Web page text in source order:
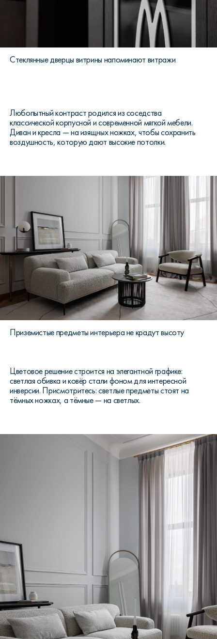
Стеклянные дверцы витрины напоминают витражи
Любопытный контраст родился из соседства
классической корпусной и современной мягкой мебели.
Диван и кресла — на изящных ножках, чтобы сохранить
воздушность, которую дают высокие потолки.
Приземистые предметы интерьера не крадут высоту
Цветовое решение строится на элегантной графике:
светлая обивка и ковёр стали фоном для интересной
инверсии. Присмотритесь: светлые предметы стоят на
тёмных ножках, а тёмные — на светлых.